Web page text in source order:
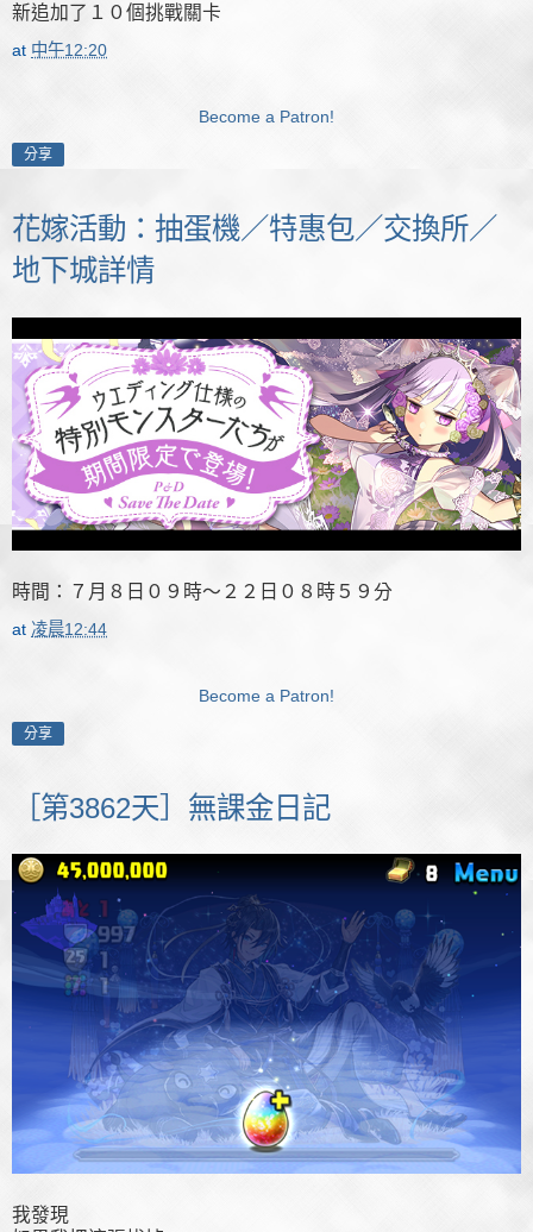
新追加了１０個挑戰關卡
at 中午12:20
Become a Patron!
分享
花嫁活動：抽蛋機／特惠包／交換所／
地下城詳情
時間：７月８日０９時～２２日０８時５９分
at 凌晨12:44
Become a Patron!
分享
［第3862天］無課金日記
我發現